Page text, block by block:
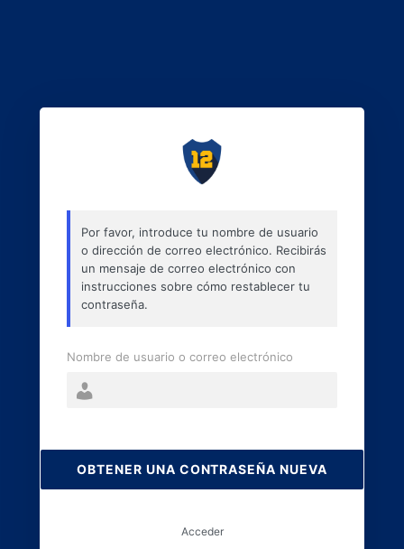
perdida
Por favor, introduce tu nombre de usuario
o dirección de correo electrónico. Recibirás
un mensaje de correo electrónico con
instrucciones sobre cómo restablecer tu
contraseña.
Nombre de usuario o correo electrónico
Acceder